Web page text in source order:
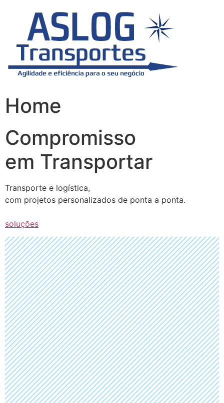
Home
Compromisso
em Transportar
Transporte e logística,
com projetos personalizados de ponta a ponta.
soluções